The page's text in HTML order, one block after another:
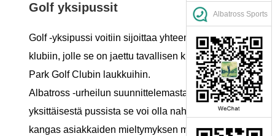
Golf yksipussit
Golf -yksipussi voitiin sijoittaa yhteen tai useaan
klubiin, jolle se on jaettu tavallisen klubin ja
Park Golf Clubin laukkuihin.
Albatross -urheilun suunnittelemasta
yksittäisestä pussista se voi olla nahka, PU tai
kangas asiakkaiden mieltymyksen mukaisesti.
Albatross Sports